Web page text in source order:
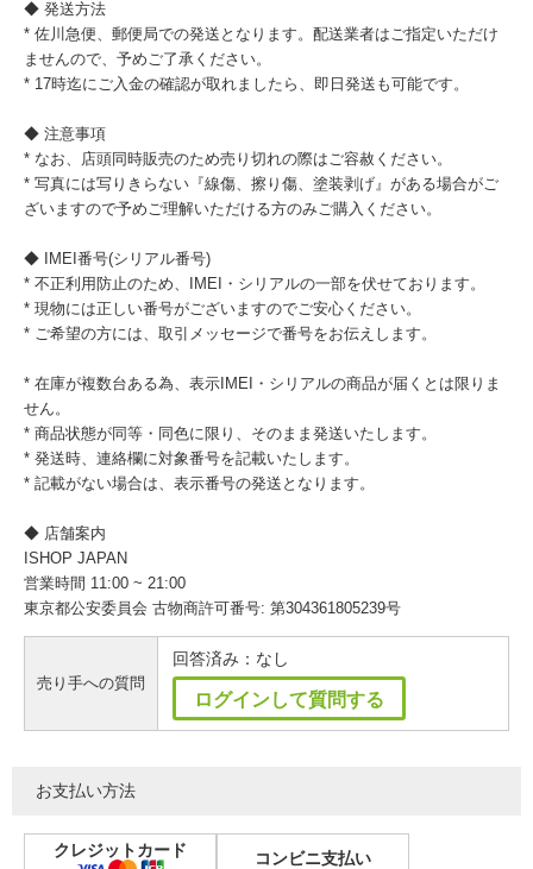
◆ 発送方法
* 佐川急便、郵便局での発送となります。配送業者はご指定いただけ
ませんので、予めご了承ください。
* 17時迄にご入金の確認が取れましたら、即日発送も可能です。
◆ 注意事項
* なお、店頭同時販売のため売り切れの際はご容赦ください。
* 写真には写りきらない『線傷、擦り傷、塗装剥げ』がある場合がご
ざいますので予めご理解いただける方のみご購入ください。
◆ IMEI番号(シリアル番号)
* 不正利用防止のため、IMEI・シリアルの一部を伏せております。
* 現物には正しい番号がございますのでご安心ください。
* ご希望の方には、取引メッセージで番号をお伝えします。
* 在庫が複数台ある為、表示IMEI・シリアルの商品が届くとは限りま
せん。
* 商品状態が同等・同色に限り、そのまま発送いたします。
* 発送時、連絡欄に対象番号を記載いたします。
* 記載がない場合は、表示番号の発送となります。
◆ 店舗案内
ISHOP JAPAN
営業時間 11:00 ~ 21:00
東京都公安委員会 古物商許可番号: 第304361805239号
売り手への質問
回答済み：なし
ログインして質問する
お支払い方法
クレジットカード コンビニ支払い